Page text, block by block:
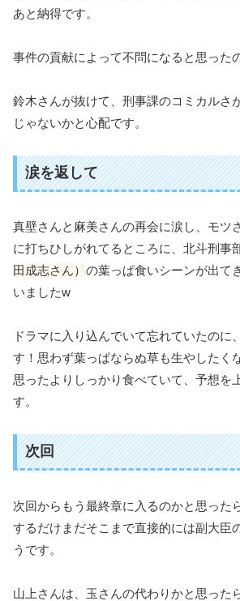
あと納得です。
事件の貢献によって不問になると思った
鈴木さんが抜けて、刑事課のコミカルさ
じゃないかと心配です。
涙を返して
真壁さんと麻美さんの再会に涙し、モツ
に打ちひしがれてるところに、北斗刑事
田成志さん）の葉っぱ食いシーンが出て
いましたw
ドラマに入り込んでいて忘れていたのに
す！思わず葉っぱならぬ草も生やしたく
思ったよりしっかり食べていて、予想を
す。
次回
次回からもう最終章に入るのかと思った
するだけまだそこまで直接的には副大臣
うです。
山上さんは、玉さんの代わりかと思った